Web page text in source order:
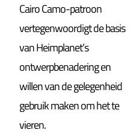
Cairo Camo-patroon
vertegenwoordigt de basis
van Heimplanet’s
ontwerpbenadering en
willen van de gelegenheid
gebruik maken om het te
vieren.